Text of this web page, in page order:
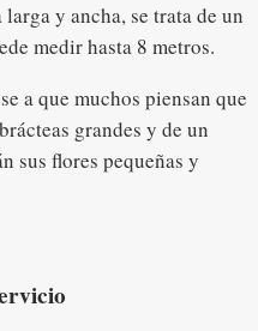
y ancha, se trata de un
medir hasta 8 metros.
a que muchos piensan que
grandes y de un
sus flores pequeñas y